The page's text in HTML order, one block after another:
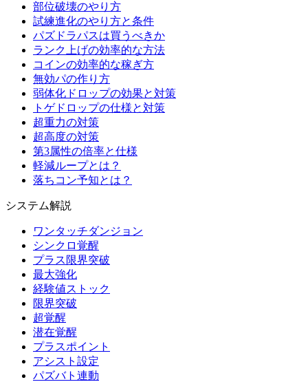
部位破壊のやり方
試練進化のやり方と条件
パズドラパスは買うべきか
ランク上げの効率的な方法
コインの効率的な稼ぎ方
無効パの作り方
弱体化ドロップの効果と対策
トゲドロップの仕様と対策
超重力の対策
超高度の対策
第3属性の倍率と仕様
軽減ループとは？
落ちコン予知とは？
システム解説
ワンタッチダンジョン
シンクロ覚醒
プラス限界突破
最大強化
経験値ストック
限界突破
超覚醒
潜在覚醒
プラスポイント
アシスト設定
パズバト連動